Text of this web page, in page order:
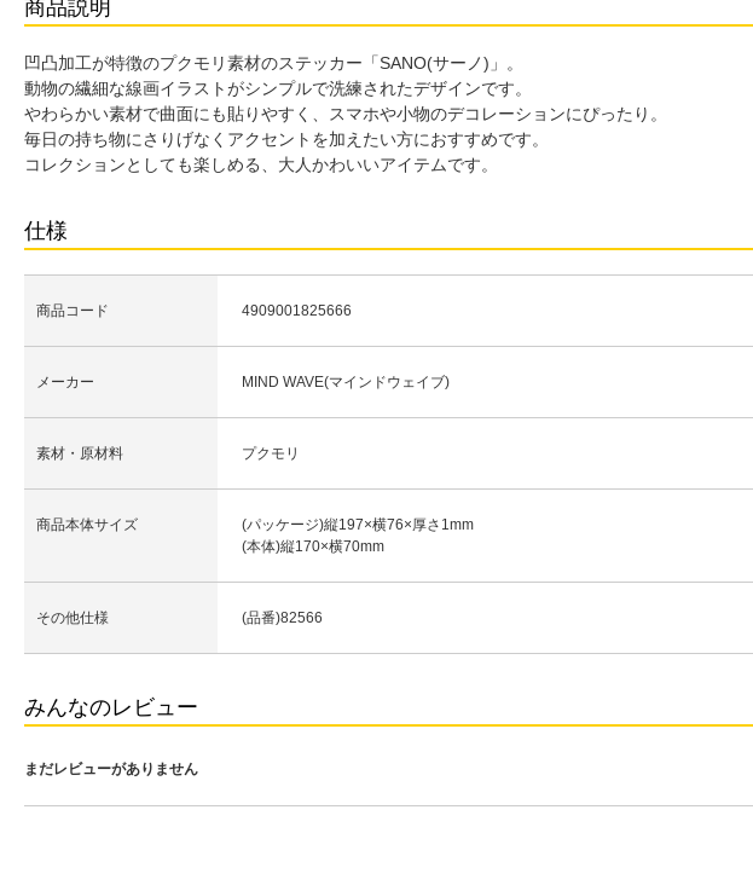
商品説明
凹凸加工が特徴のプクモリ素材のステッカー「SANO(サーノ)」。
動物の繊細な線画イラストがシンプルで洗練されたデザインです。
やわらかい素材で曲面にも貼りやすく、スマホや小物のデコレーションにぴったり。
毎日の持ち物にさりげなくアクセントを加えたい方におすすめです。
コレクションとしても楽しめる、大人かわいいアイテムです。
仕様
商品コード 4909001825666
メーカー MIND WAVE(マインドウェイブ)
素材・原材料 プクモリ
商品本体サイズ
(パッケージ)縦197×横76×厚さ1mm
(本体)縦170×横70mm
その他仕様 (品番)82566
みんなのレビュー
まだレビューがありません